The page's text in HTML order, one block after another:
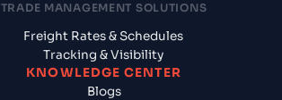
TRADE MANAGEMENT SOLUTIONS
Freight Rates & Schedules
Tracking & Visibility
KNOWLEDGE CENTER
Blogs